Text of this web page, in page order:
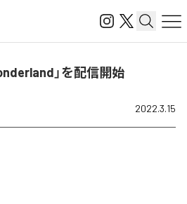
」を配信開始
2022.3.15